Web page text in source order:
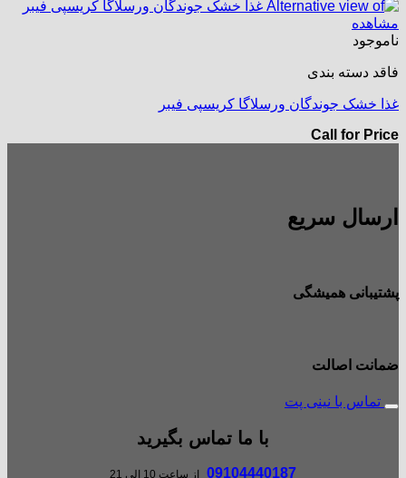
مشاهده
ناموجود
فاقد دسته بندی
غذا خشک جوندگان ورسلاگا کریسپی فیبر
Call for Price
ارسال سریع
پشتیبانی همیشگی
ضمانت اصالت
تماس با نینی پت
با ما تماس بگیرید
09104440187 از ساعت 10 الی 21